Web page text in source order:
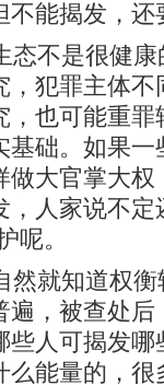
能揭发，还
不是很健康
犯罪主体不
也可能重罪
础。如果一
大官掌大权
人家说不定
呢。
就知道权衡
遍，被查处
些人可揭发
能量的，很